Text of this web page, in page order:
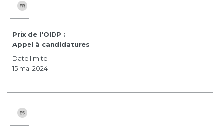
Prix de l'OIDP :
Appel à candidatures
Date limite :
15 mai 2024